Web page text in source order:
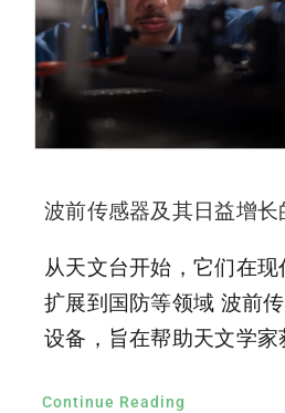
波前传感器及其日益增长
从天文台开始，它们在
扩展到国防等领域 波前
设备，旨在帮助天文学
Continue Reading